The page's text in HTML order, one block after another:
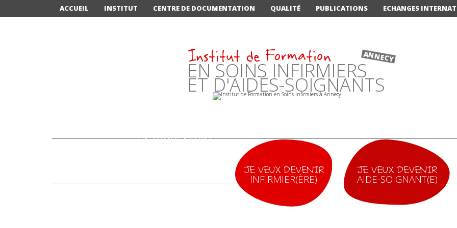
ACCUEIL INSTITUT CENTRE DE DOCUMENTATION QUALITÉ PUBLICATIONS ECHANGES
Institut de Formation
EN SOINS INFIRMIERS
ET D'AIDES-SOIGNANTS
ANNECY
LA SIMULATION:
JE VEUX DEVENIR
INFIRMIER(ÈRE)
JE VEUX DEVENIR
AIDE-SOIGNANT(E)